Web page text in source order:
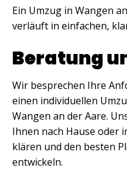
Ein Umzug in Wangen
verläuft in einfachen,
Beratung
Wir besprechen Ihre
einen individuellen
Wangen an der Aare.
Ihnen nach Hause oder
klären und den besten
entwickeln.